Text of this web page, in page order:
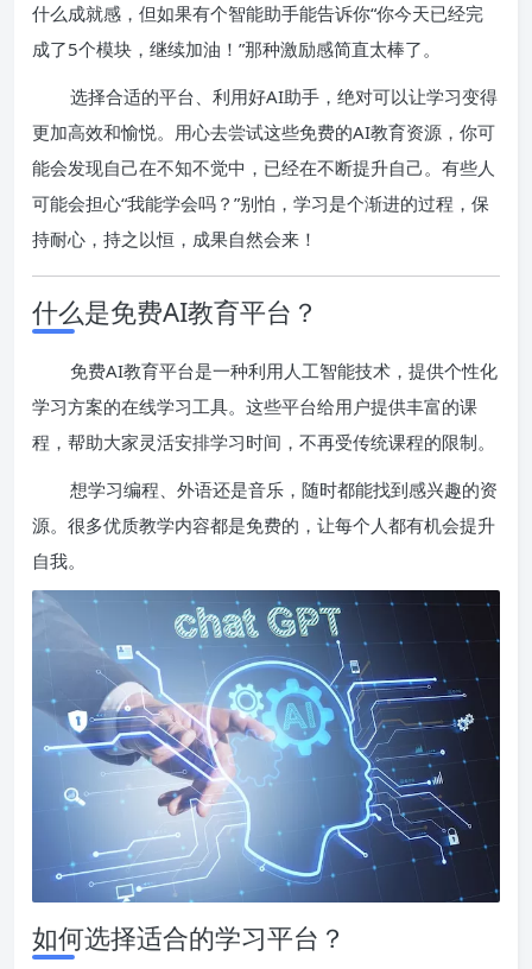
什么成就感，但如果有个智能助手能告诉你“你今天已经完
成了5个模块，继续加油！”那种激励感简直太棒了。
选择合适的平台、利用好AI助手，绝对可以让学习变得
更加高效和愉悦。用心去尝试这些免费的AI教育资源，你可
能会发现自己在不知不觉中，已经在不断提升自己。有些人
可能会担心“我能学会吗？”别怕，学习是个渐进的过程，保
持耐心，持之以恒，成果自然会来！
什么是免费AI教育平台？
免费AI教育平台是一种利用人工智能技术，提供个性化
学习方案的在线学习工具。这些平台给用户提供丰富的课
程，帮助大家灵活安排学习时间，不再受传统课程的限制。
想学习编程、外语还是音乐，随时都能找到感兴趣的资
源。很多优质教学内容都是免费的，让每个人都有机会提升
自我。
如何选择适合的学习平台？